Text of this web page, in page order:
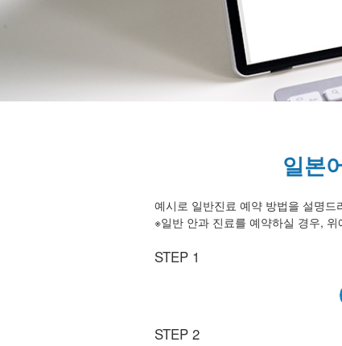
일본
예시로 일반진료 예약 방법을 설명드
※일반 안과 진료를 예약하실 경우,
STEP 1
STEP 2